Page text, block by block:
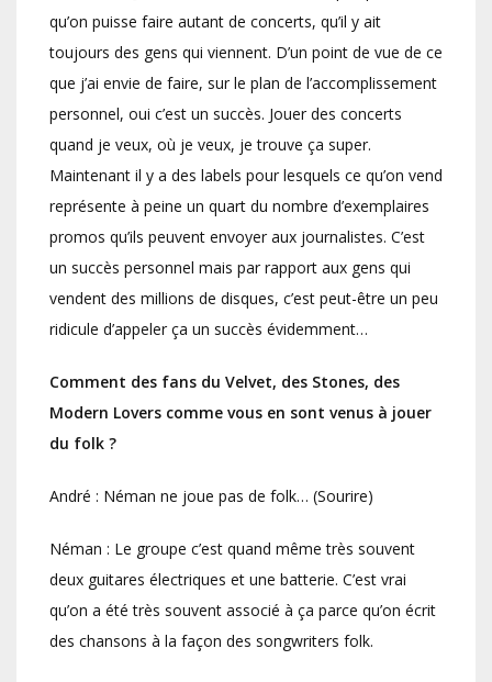
qu’on puisse faire autant de concerts, qu’il y ait
toujours des gens qui viennent. D’un point de vue de ce
que j’ai envie de faire, sur le plan de l’accomplissement
personnel, oui c’est un succès. Jouer des concerts
quand je veux, où je veux, je trouve ça super.
Maintenant il y a des labels pour lesquels ce qu’on vend
représente à peine un quart du nombre d’exemplaires
promos qu’ils peuvent envoyer aux journalistes. C’est
un succès personnel mais par rapport aux gens qui
vendent des millions de disques, c’est peut-être un peu
ridicule d’appeler ça un succès évidemment…
Comment des fans du Velvet, des Stones, des
Modern Lovers comme vous en sont venus à jouer
du folk ?
André : Néman ne joue pas de folk… (Sourire)
Néman : Le groupe c’est quand même très souvent
deux guitares électriques et une batterie. C’est vrai
qu’on a été très souvent associé à ça parce qu’on écrit
des chansons à la façon des songwriters folk.